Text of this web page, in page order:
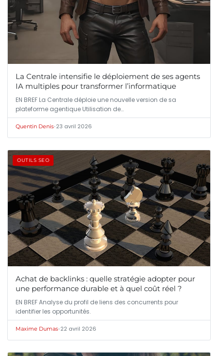
La Centrale intensifie le déploiement de ses agents
IA multiples pour transformer l’informatique
EN BREF La Centrale déploie une nouvelle version de sa
plateforme agentique Utilisation de…
Quentin Denis•23 avril 2026
OUTILS SEO
Achat de backlinks : quelle stratégie adopter pour
une performance durable et à quel coût réel ?
EN BREF Analyse du profil de liens des concurrents pour
identifier les opportunités.
Maxime Dumas•22 avril 2026